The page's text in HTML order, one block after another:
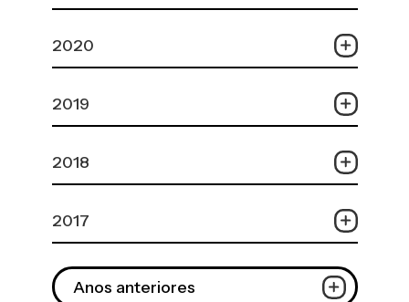
2020
2019
2018
2017
Anos anteriores